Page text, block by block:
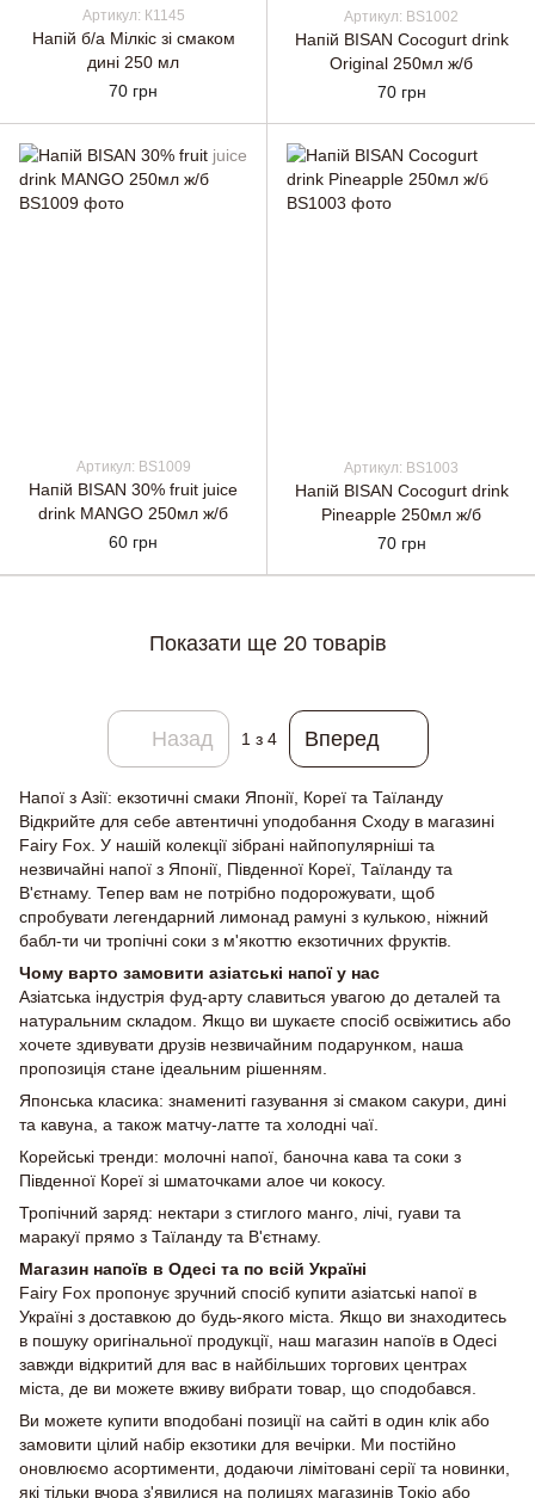
Артикул: К1145
Напій б/а Мілкіс зі смаком
дині 250 мл
70 грн
Артикул: BS1002
Напій BISAN Cocogurt drink
Original 250мл ж/б
70 грн
Артикул: BS1009
Напій BISAN 30% fruit juice
drink MANGO 250мл ж/б
60 грн
Артикул: BS1003
Напій BISAN Cocogurt drink
Pineapple 250мл ж/б
70 грн
Показати ще 20 товарів
Назад 1 з 4 Вперед
Напої з Азії: екзотичні смаки Японії, Кореї та Таїланду
Відкрийте для себе автентичні уподобання Сходу в магазині
Fairy Fox. У нашій колекції зібрані найпопулярніші та
незвичайні напої з Японії, Південної Кореї, Таїланду та
В'єтнаму. Тепер вам не потрібно подорожувати, щоб
спробувати легендарний лимонад рамуні з кулькою, ніжний
бабл-ти чи тропічні соки з м'якоттю екзотичних фруктів.
Чому варто замовити азіатські напої у нас
Азіатська індустрія фуд-арту славиться увагою до деталей та
натуральним складом. Якщо ви шукаєте спосіб освіжитись або
хочете здивувати друзів незвичайним подарунком, наша
пропозиція стане ідеальним рішенням.
Японська класика: знамениті газування зі смаком сакури, дині
та кавуна, а також матчу-латте та холодні чаї.
Корейські тренди: молочні напої, баночна кава та соки з
Південної Кореї зі шматочками алое чи кокосу.
Тропічний заряд: нектари з стиглого манго, лічі, гуави та
маракуї прямо з Таїланду та В'єтнаму.
Магазин напоїв в Одесі та по всій Україні
Fairy Fox пропонує зручний спосіб купити азіатські напої в
Україні з доставкою до будь-якого міста. Якщо ви знаходитесь
в пошуку оригінальної продукції, наш магазин напоїв в Одесі
завжди відкритий для вас в найбільших торгових центрах
міста, де ви можете вживу вибрати товар, що сподобався.
Ви можете купити вподобані позиції на сайті в один клік або
замовити цілий набір екзотики для вечірки. Ми постійно
оновлюємо асортименти, додаючи лімітовані серії та новинки,
які тільки вчора з'явилися на полицях магазинів Токіо або